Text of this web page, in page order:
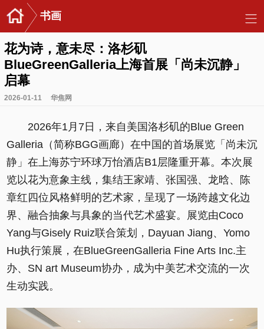
书画
花为诗，意未尽：洛杉矶
BlueGreenGalleria上海首展「尚未沉静」
启幕
2026-01-11 华焦网
2026年1月7日，来自美国洛杉矶的Blue Green
Galleria（简称BGG画廊）在中国的首场展览「尚未沉
静」在上海苏宁环球万怡酒店B1层隆重开幕。本次展
览以花为意象主线，集结王家靖、张国强、龙晗、陈
章红四位风格鲜明的艺术家，呈现了一场跨越文化边
界、融合抽象与具象的当代艺术盛宴。展览由Coco
Yang与Gisely Ruiz联合策划，Dayuan Jiang、Yomo
Hu执行策展，在BlueGreenGalleria Fine Arts Inc.主
办、SN art Museum协办，成为中美艺术交流的一次
生动实践。